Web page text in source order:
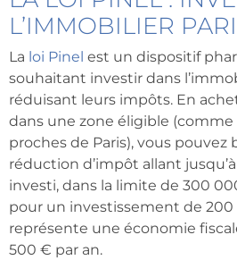
L’IMMOBILIER
La loi Pinel est un dispositif
souhaitant investir dans
réduisant leurs impôts. En
dans une zone éligible
proches de Paris), vous pouvez
réduction d’impôt allant
investi, dans la limite de 300
pour un investissement de 200
représente une économie
500 € par an.